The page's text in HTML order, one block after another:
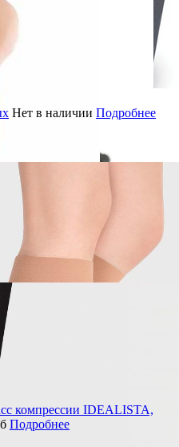
Нет в наличии Подробнее
компрессии IDEALISTA,
Подробнее